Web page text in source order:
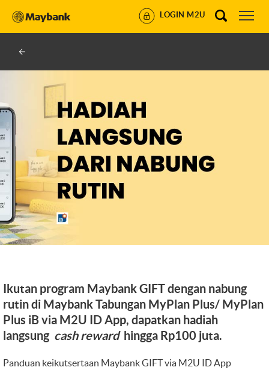
LOGIN M2U
Ikutan program Maybank GIFT dengan nabung
rutin di Maybank Tabungan MyPlan Plus/ MyPlan
Plus iB via M2U ID App, dapatkan hadiah
langsung cash rewardhingga Rp100 juta.
Panduan keikutsertaan Maybank GIFT via M2U ID App